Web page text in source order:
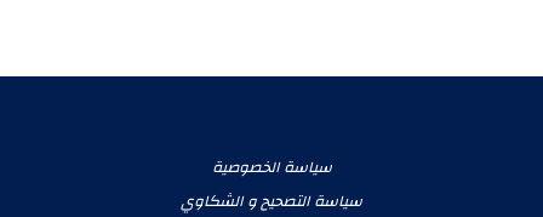
سياسة الخصوصية
سياسة التصحيح و الشكاوي